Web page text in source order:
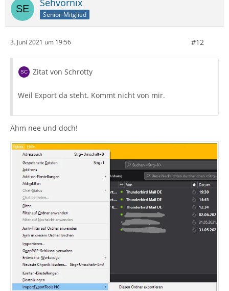
Sehvornix
Senior-Mitglied
3. Juni 2021 um 19:56 #12
Zitat von Schrotty
Weil Export da steht. Kommt nicht von mir.
Ähm nee und doch!